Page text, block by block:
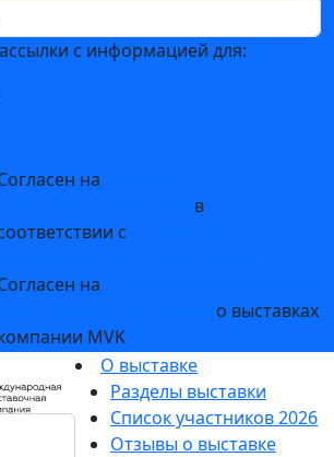
с информацией для:
на
в
с
на
о выставках
MVK
О выставке
Разделы выставки
Список участников 2026
Отзывы о выставке